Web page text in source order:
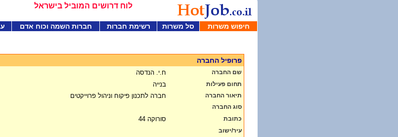
לוח דרושים המוביל בישראל
חיפוש משרות סל משרות רשימת חברות חברות השמה וכוח אדם
פרופיל החברה
שם החברה ח.י. הנדסה
תחום פעילות בנייה
תיאור החברה חברה לתכנון פיקוח וניהול פרוייקטים
סוג החברה
כתובת
סורוקה 44
עיר/ישוב